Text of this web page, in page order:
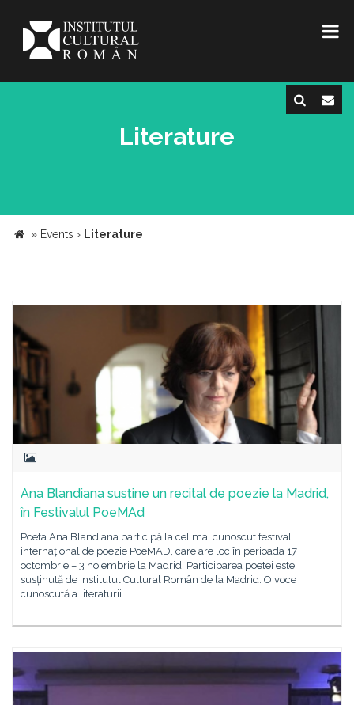
Literature
» Events › Literature
Ana Blandiana susține un recital de poezie la Madrid,
în Festivalul PoeMAd
Poeta Ana Blandiana participă la cel mai cunoscut festival
internațional de poezie PoeMAD, care are loc în perioada 17
octombrie – 3 noiembrie la Madrid. Participarea poetei este
susținută de Institutul Cultural Român de la Madrid. O voce
cunoscută a literaturii